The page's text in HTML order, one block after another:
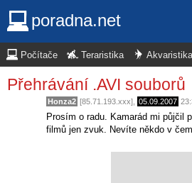
poradna.net
Počítače Teraristika Akvaristika
Přehrávání .AVI souborů
Honza2 [85.71.193.xxx], 05.09.2007
Prosím o radu. Kamarád mi půjčil
filmů jen zvuk. Nevíte někdo v